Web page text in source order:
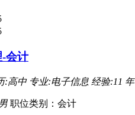
会计
:高中 专业:电子信息 经验:11 年
职位类别：会计